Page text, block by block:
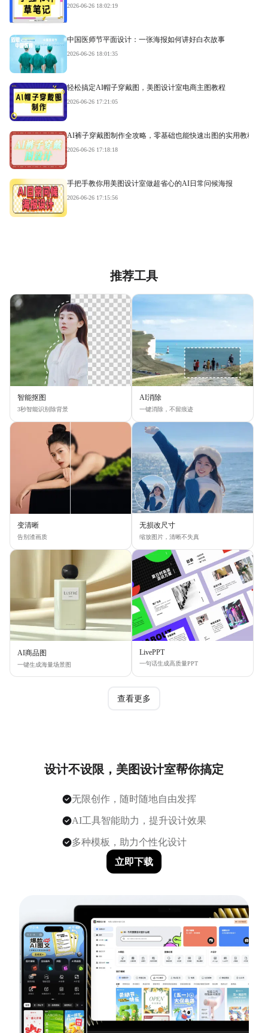
2026-06-26 18:02:19
中国医师节平面设计：一张海报如何讲好白衣故事
2026-06-26 18:01:35
轻松搞定AI帽子穿戴图，美图设计室电商主图教程
2026-06-26 17:21:05
AI裤子穿戴图制作全攻略，零基础也能快速出图的实用教程
2026-06-26 17:18:18
手把手教你用美图设计室做超省心的AI日常问候海报
2026-06-26 17:15:56
推荐工具
智能抠图
3秒智能识别除背景
AI消除
一键消除，不留痕迹
变清晰
告别渣画质
无损改尺寸
缩放图片，清晰不失真
AI商品图
一键生成海量场景图
LivePPT
一句话生成高质量PPT
查看更多
设计不设限，美图设计室帮你搞定
无限创作，随时随地自由发挥
AI工具智能助力，提升设计效果
多种模板，助力个性化设计
立即下载